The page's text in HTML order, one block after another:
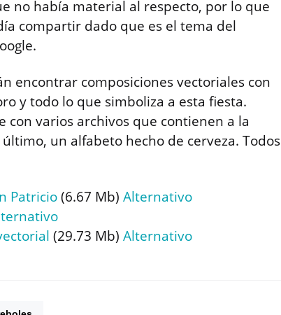
no había material al respecto, por lo que
compartir dado que es el tema del
encontrar composiciones vectoriales con
y todo lo que simboliza a esta fiesta.
varios archivos que contienen a la
un alfabeto hecho de cerveza. Todos
Patricio(6.67 Mb) Alternativo
(29.73 Mb) Alternativo